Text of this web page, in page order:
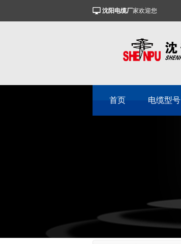
沈阳电缆厂家欢迎您
首页 电缆型号